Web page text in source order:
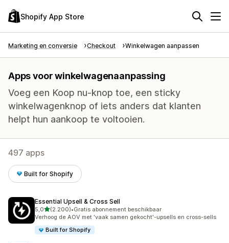
Shopify App Store
Marketing en conversie Checkout Winkelwagen aanpassen
Apps voor winkelwagenaanpassing
Voeg een Koop nu-knop toe, een sticky
winkelwagenknop of iets anders dat klanten
helpt hun aankoop te voltooien.
497 apps
Built for Shopify
Essential Upsell & Cross Sell
5,0van 5 sterren
(2.200)
2200 recensies in totaal
•Gratis abonnement beschikbaar
Verhoog de AOV met 'vaak samen gekocht'-upsells en cross-sells
Built for Shopify